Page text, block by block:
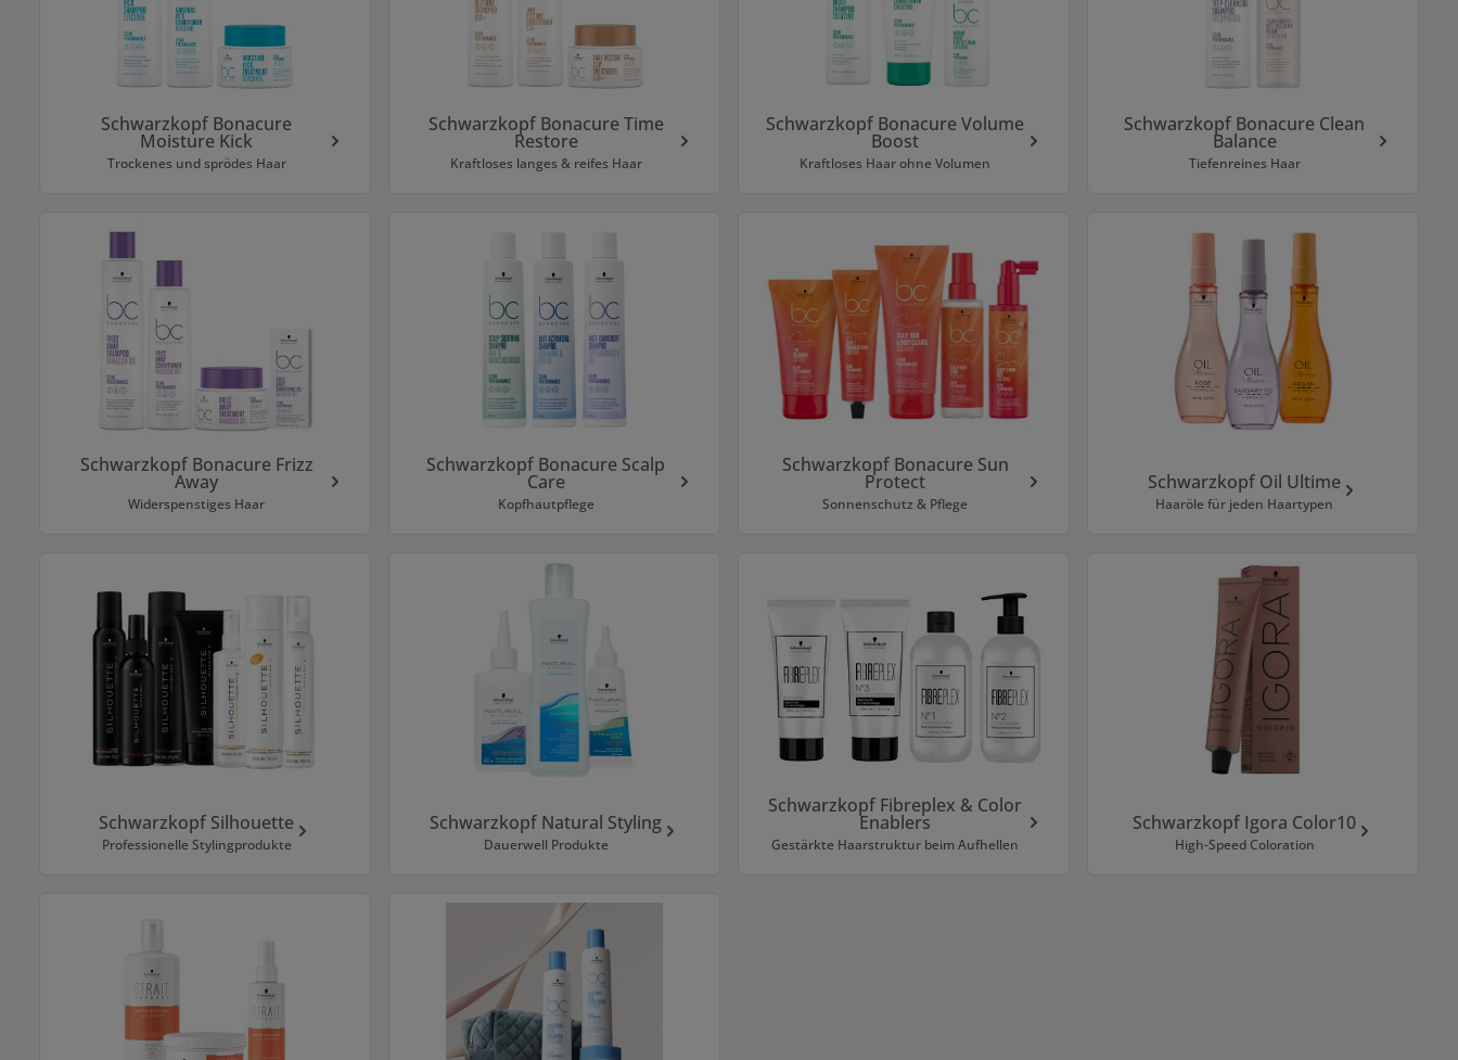
Schwarzkopf Bonacure
Moisture Kick
Trockenes und sprödes Haar
Schwarzkopf Bonacure Time
Restore
Kraftloses langes & reifes Haar
Schwarzkopf Bonacure Volume
Boost
Kraftloses Haar ohne Volumen
Schwarzkopf Bonacure Clean
Balance
Tiefenreines Haar
Schwarzkopf Bonacure Frizz
Away
Widerspenstiges Haar
Schwarzkopf Bonacure Scalp
Care
Kopfhautpflege
Schwarzkopf Bonacure Sun
Protect
Sonnenschutz & Pflege
Schwarzkopf Oil Ultime
Haaröle für jeden Haartypen
Schwarzkopf Silhouette
Professionelle Stylingprodukte
Schwarzkopf Natural Styling
Dauerwell Produkte
Schwarzkopf Fibreplex & Color
Enablers
Gestärkte Haarstruktur beim Aufhellen
Schwarzkopf Igora Color10
High-Speed Coloration